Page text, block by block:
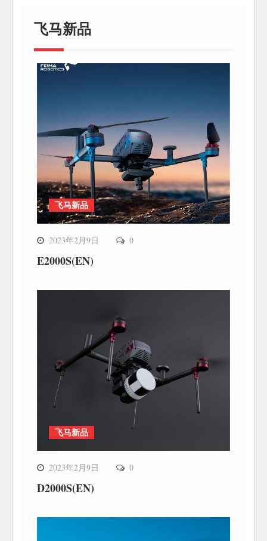
飞马新品
飞马新品
2023年2月9日 0
E2000S(EN)
飞马新品
2023年2月9日 0
D2000S(EN)